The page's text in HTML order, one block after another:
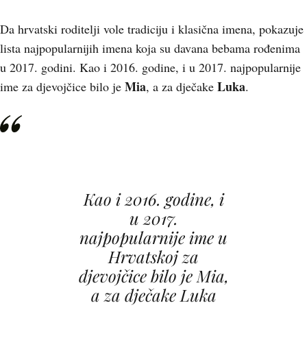
Da hrvatski roditelji vole tradiciju i klasična imena, pokazuje
lista najpopularnijih imena koja su davana bebama rođenima
u 2017. godini. Kao i 2016. godine, i u 2017. najpopularnije
ime za djevojčice bilo je Mia, a za dječake Luka.
Kao i 2016. godine, i
u 2017.
najpopularnije ime u
Hrvatskoj za
djevojčice bilo je Mia,
a za dječake Luka